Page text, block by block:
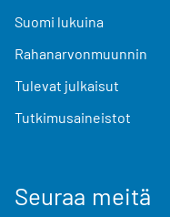
Suomi lukuina
Rahanarvonmuunnin
Tulevat julkaisut
Tutkimusaineistot
Seuraa meitä